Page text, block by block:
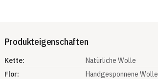
Produkteigenschaften
Kette:
Natürliche Wolle
Flor:
Handgesponnene Wolle